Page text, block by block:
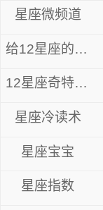
星座微频道
给12星座的忠告
12星座奇特眼神
星座冷读术
星座宝宝
星座指数